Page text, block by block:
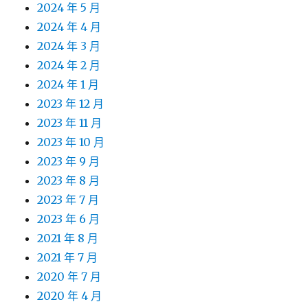
2024 年 5 月
2024 年 4 月
2024 年 3 月
2024 年 2 月
2024 年 1 月
2023 年 12 月
2023 年 11 月
2023 年 10 月
2023 年 9 月
2023 年 8 月
2023 年 7 月
2023 年 6 月
2021 年 8 月
2021 年 7 月
2020 年 7 月
2020 年 4 月